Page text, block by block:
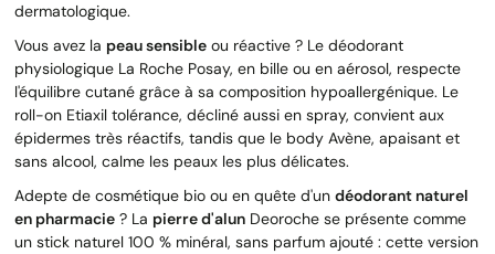
dermatologique.
Vous avez la peau sensible ou réactive ? Le déodorant
physiologique La Roche Posay, en bille ou en aérosol, respecte
l'équilibre cutané grâce à sa composition hypoallergénique. Le
roll-on Etiaxil tolérance, décliné aussi en spray, convient aux
épidermes très réactifs, tandis que le body Avène, apaisant et
sans alcool, calme les peaux les plus délicates.
Adepte de cosmétique bio ou en quête d'un déodorant naturel
en pharmacie ? La pierre d'alun Deoroche se présente comme
un stick naturel 100 % minéral, sans parfum ajouté : cette version